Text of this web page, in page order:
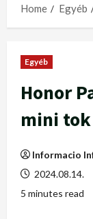
Home Egyéb
Egyéb
Honor
mini tok
Informacio
2024.08.14.
5 minutes read